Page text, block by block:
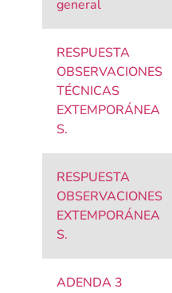
general
RESPUESTA
OBSERVACIONES
TÉCNICAS
EXTEMPORÁNEA
S.
RESPUESTA
OBSERVACIONES
EXTEMPORÁNEA
S.
ADENDA 3